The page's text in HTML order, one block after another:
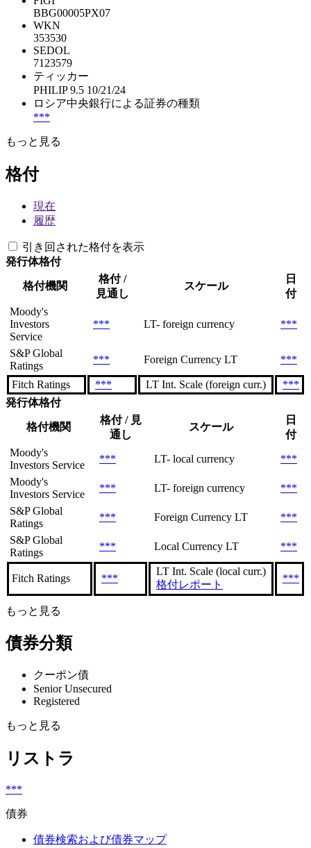
BBG00005PX07
WKN
353530
SEDOL
7123579
ティッカー
PHILIP 9.5 10/21/24
ロシア中央銀行による証券の種類
***
もっと見る
格付
現在
履歴
引き回された格付を表示
発行体格付
格付機関
格付 /
見通し
スケール
日
付
Moody's
Investors
Service
*** LT- foreign currency ***
S&P Global
Ratings
*** Foreign Currency LT ***
Fitch Ratings *** LT Int. Scale (foreign curr.)
***
発行体格付
格付機関
格付 / 見
通し
スケール
日
付
Moody's
Investors Service
*** LT- local currency
***
Moody's
Investors Service
*** LT- foreign currency
***
S&P Global
Ratings
*** Foreign Currency LT
***
S&P Global
Ratings
*** Local Currency LT ***
Fitch Ratings ***
LT Int. Scale (local curr.)
格付レポート
***
もっと見る
債券分類
クーポン債
Senior Unsecured
Registered
もっと見る
リストラ
***
債券
債券検索および債券マップ